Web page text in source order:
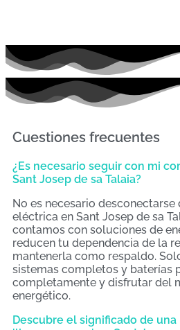
Cuestiones frecuentes
¿Es necesario seguir con mi
Sant Josep de sa Talaia?
No es necesario
eléctrica en Sant Josep de sa
contamos con soluciones de
reducen tu dependencia de la
mantenerla como respaldo.
sistemas completos y baterías
completamente y disfrutar del
energético.
Descubre el significado de